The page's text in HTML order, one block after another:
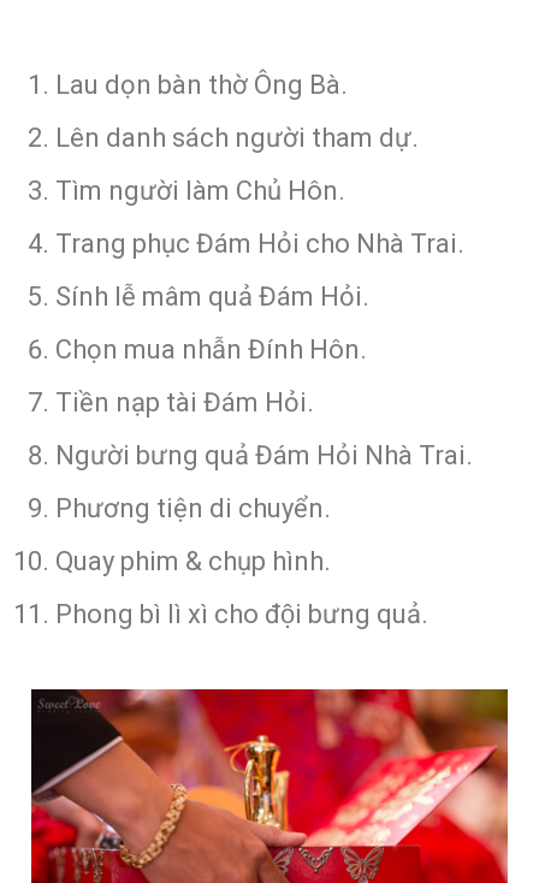
Lau dọn bàn thờ Ông Bà.
Lên danh sách người tham dự.
Tìm người làm Chủ Hôn.
Trang phục Đám Hỏi cho Nhà Trai.
Sính lễ mâm quả Đám Hỏi.
Chọn mua nhẫn Đính Hôn.
Tiền nạp tài Đám Hỏi.
Người bưng quả Đám Hỏi Nhà Trai.
Phương tiện di chuyển.
Quay phim & chụp hình.
Phong bì lì xì cho đội bưng quả.